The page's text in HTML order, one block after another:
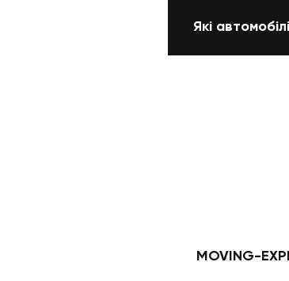
Які
MOVING-